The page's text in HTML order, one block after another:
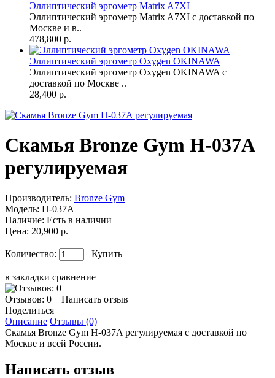
Эллиптический эргометр Matrix A7XI
Эллиптический эргометр Matrix A7XI с доставкой по
Москве и в..
478,800 р.
Эллиптический эргометр Oxygen OKINAWA
Эллиптический эргометр Oxygen OKINAWA с
доставкой по Москве ..
28,400 р.
Скамья Bronze Gym H-037A
регулируемая
Производитель: Bronze Gym
Модель: H-037A
Наличие: Есть в наличии
Цена: 20,900 р.
Количество: Купить
в закладки сравнение
Отзывов: 0
Написать отзыв
Поделиться
Описание Отзывы (0)
Скамья Bronze Gym H-037A регулируемая с доставкой по
Москве и всей России.
Написать отзыв